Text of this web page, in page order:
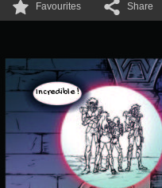
Favourites Share
Incredible !